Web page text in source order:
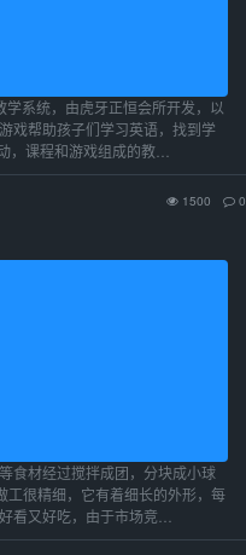
系统，由虎牙正恒会所开发，以
戏帮助孩子们学习英语，找到学
，课程和游戏组成的教…
1500 0
食材经过搅拌成团，分块成小球
工很精细，它有着细长的外形，每
看又好吃，由于市场竞…